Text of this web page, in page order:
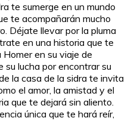
te sumerge en un mundo
te acompañarán mucho
Déjate llevar por la pluma
en una historia que te
en su viaje de
lucha por encontrar su
la casa de la sidra te invita
el amor, la amistad y el
que te dejará sin aliento.
única que te hará reír,